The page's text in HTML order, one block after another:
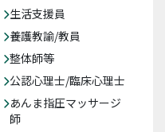
生活支援員
養護教諭/教員
整体師等
公認心理士/臨床心理士
あんま指圧マッサージ
師